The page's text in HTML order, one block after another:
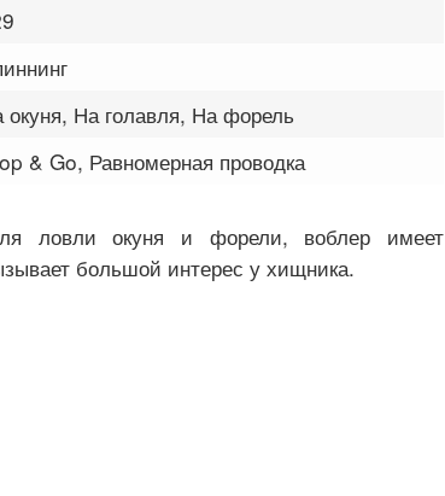
окуня, На голавля, На форель
& Go, Равномерная проводка
ловли окуня и форели, воблер имеет
большой интерес у хищника.